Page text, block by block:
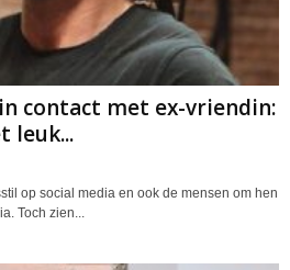
contact met ex-vriendin:
leuk...
op social media en ook de mensen om hen
Toch zien...